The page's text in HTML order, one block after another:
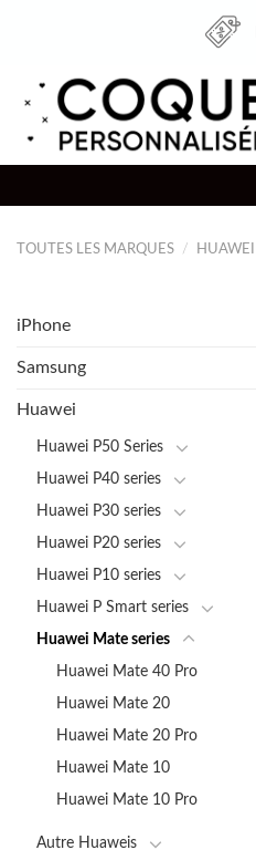
TOUTES LES MARQUES / HUAWEI
iPhone
Samsung
Huawei
Huawei P50 Series
Huawei P40 series
Huawei P30 series
Huawei P20 series
Huawei P10 series
Huawei P Smart series
Huawei Mate series
Huawei Mate 40 Pro
Huawei Mate 20
Huawei Mate 20 Pro
Huawei Mate 10
Huawei Mate 10 Pro
Autre Huaweis